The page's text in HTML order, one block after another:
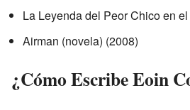
La Leyenda del Peor Chico en
Airman (novela) (2008)
¿Cómo Escribe Eoin